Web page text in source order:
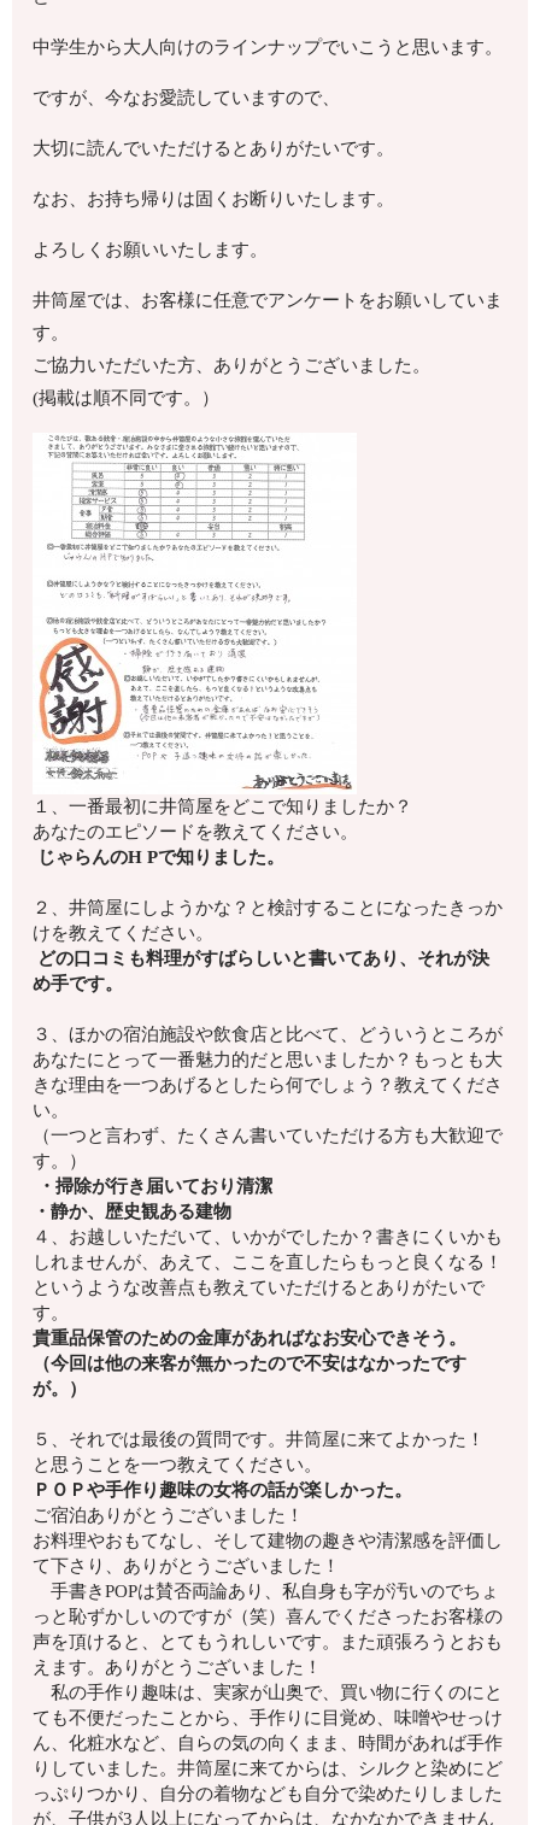
中学生から大人向けのラインナップでいこうと思います。
ですが、今なお愛読していますので、
大切に読んでいただけるとありがたいです。
なお、お持ち帰りは固くお断りいたします。
よろしくお願いいたします。
井筒屋では、お客様に任意でアンケートをお願いしていま
す。
ご協力いただいた方、ありがとうございました。
(掲載は順不同です。）
１、一番最初に井筒屋をどこで知りましたか？
あなたのエピソードを教えてください。
じゃらんのH Pで知りました。
２、井筒屋にしようかな？ と検討することになったきっか
けを教えてください。
どの口コミも料理がすばらしいと書いてあり、それが決
め手です。
３、ほかの宿泊施設や飲食店と比べて、
どういうところが
あなたにとって一番魅力的だと思いましたか？もっとも大
きな理由を一つあげるとしたら何でしょう？教えてくださ
い。
（一つと言わず、たくさん書いていただける方も大歓迎で
す。）
・掃除が行き届いており清潔
・静か、歴史観ある建物
４、お越しいただいて、いかがでしたか？書きにくいかも
しれませんが、 あえて、ここを直したらもっと良くなる！
というような改善点も教えていただけるとありがたいで
す。
貴重品保管のための金庫があればなお安心できそう。
（今回は他の来客が無かったので不安はなかったです
が。）
５、それでは最後の質問です。井筒屋に来てよかった！
と思うことを一つ教えてください。
ＰＯＰや手作り趣味の女将の話が楽しかった。
ご宿泊ありがとうございました！
お料理やおもてなし、そして建物の趣きや清潔感を評価し
て下さり、ありがとうございました！
手書きPOPは賛否両論あり、私自身も字が汚いのでちょ
っと恥ずかしいのですが（笑）喜んでくださったお客様の
声を頂けると、とてもうれしいです。また頑張ろうとおも
えます。ありがとうございました！
私の手作り趣味は、実家が山奥で、買い物に行くのにと
ても不便だったことから、手作りに目覚め、味噌やせっけ
ん、化粧水など、自らの気の向くまま、時間があれば手作
りしていました。井筒屋に来てからは、シルクと染めにど
っぷりつかり、自分の着物なども自分で染めたりしました
が、子供が3人以上になってからは、なかなかできません